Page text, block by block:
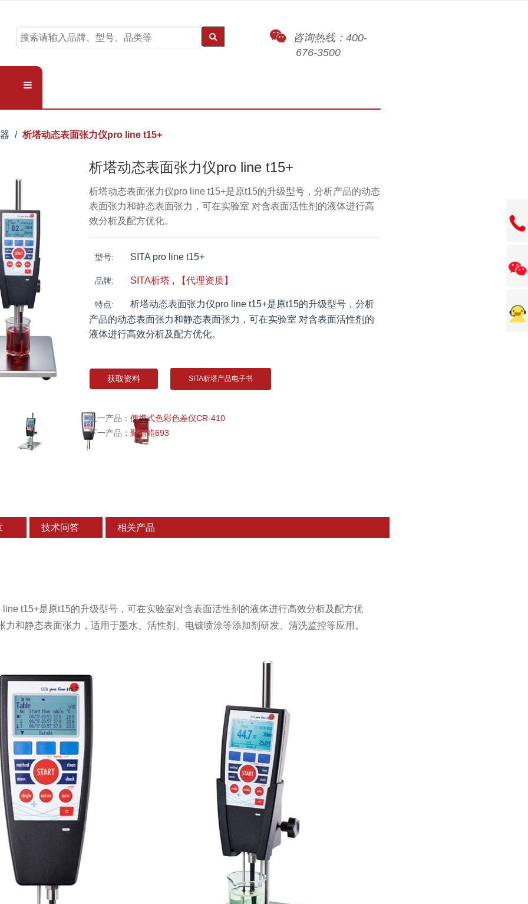
咨询热线：400-
676-3500
析塔动态表面张力仪pro line t15+
析塔动态表面张力仪pro line t15+
析塔动态表面张力仪pro line t15+是原t15的升级型号，分析产品的动态
表面张力和静态表面张力，可在实验室 对含表面活性剂的液体进行高
效分析及配方优化。
型号: SITA pro line t15+
品牌: SITA析塔 , 【代理资质】
特点:
析塔动态表面张力仪pro line t15+是原t15的升级型号，分析
产品的动态表面张力和静态表面张力，可在实验室 对含表面活性剂的
液体进行高效分析及配方优化。
获取资料 SITA析塔产品电子书
上一产品：便携式色彩色差仪CR-410
下一产品：聚酯蜡693
技术问答 相关产品
line t15+是原t15的升级型号，可在实验室对含表面活性剂的液体进行高效分析及配方优
力和静态表面张力，适用于墨水、活性剂、电镀喷涂等添加剂研发、清洗监控等应用。